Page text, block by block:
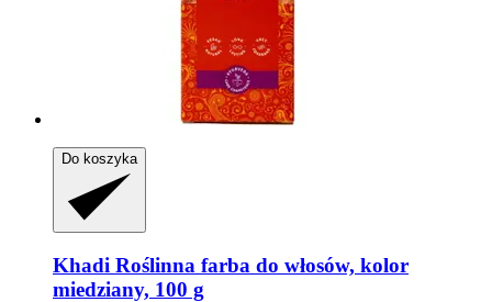
Do koszyka
Khadi Roślinna farba do włosów, kolor
miedziany, 100 g